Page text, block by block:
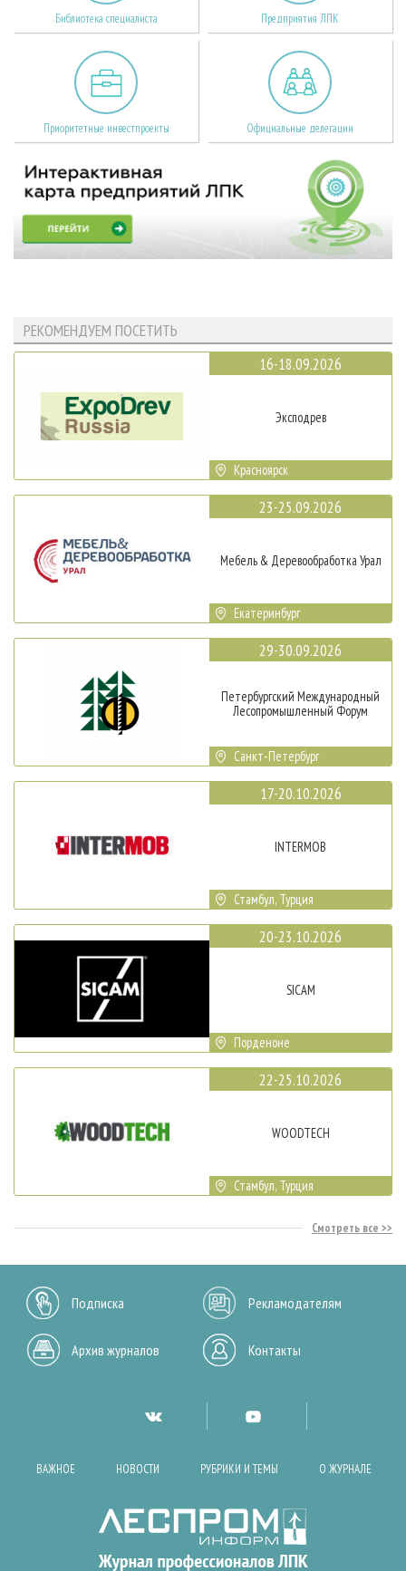
Библиотека специалиста Предприятия ЛПК
Приоритетные инвестпроекты Официальные делегации
РЕКОМЕНДУЕМ ПОСЕТИТЬ
16-18.09.2026
Эксподрев
Красноярск
23-25.09.2026
Мебель & Деревообработка Урал
Екатеринбург
29-30.09.2026
Петербургский Международный
Лесопромышленный Форум
Санкт-Петербург
17-20.10.2026
INTERMOB
Стамбул, Турция
20-23.10.2026
SICAM
Порденоне
22-25.10.2026
WOODTECH
Стамбул, Турция
Смотреть все
Подписка Рекламодателям
Архив журналов Контакты
ВАЖНОЕ НОВОСТИ РУБРИКИ И ТЕМЫ О ЖУРНАЛЕ